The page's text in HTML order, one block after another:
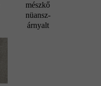
mészkő
nüansz-
árnyalt